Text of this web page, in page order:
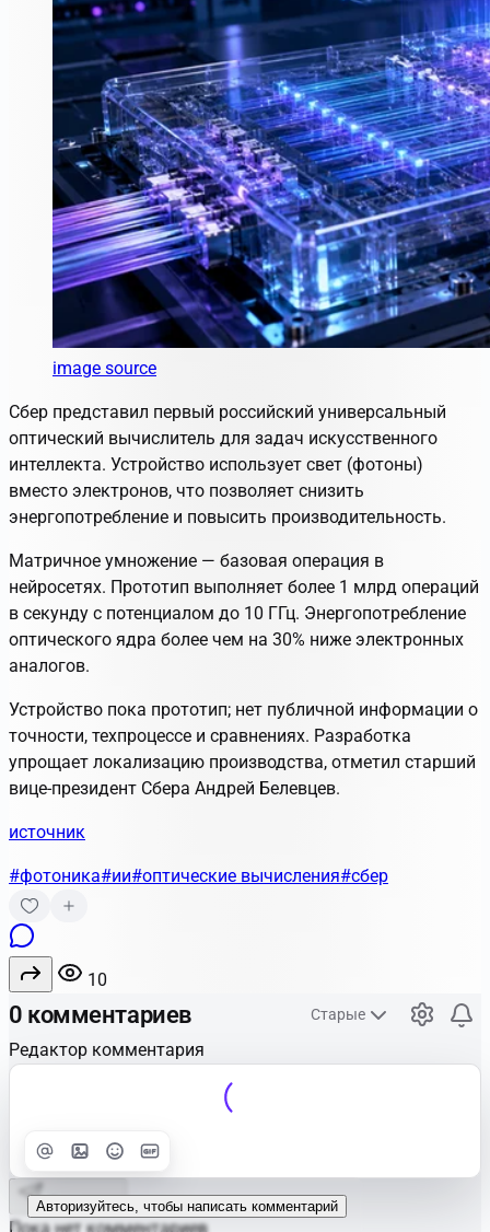
image source
Сбер представил первый российский универсальный
оптический вычислитель для задач искусственного
интеллекта. Устройство использует свет (фотоны)
вместо электронов, что позволяет снизить
энергопотребление и повысить производительность.
Матричное умножение — базовая операция в
нейросетях. Прототип выполняет более 1 млрд операций
в секунду с потенциалом до 10 ГГц. Энергопотребление
оптического ядра более чем на 30% ниже электронных
аналогов.
Устройство пока прототип; нет публичной информации о
точности, техпроцессе и сравнениях. Разработка
упрощает локализацию производства, отметил старший
вице-президент Сбера Андрей Белевцев.
источник
#фотоника#ии#оптические вычисления#сбер
10
0 комментариев Старые
Редактор комментария
Улучшить
Авторизуйтесь, чтобы написать комментарий
Отправить